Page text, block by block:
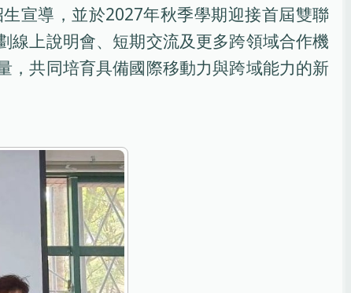
宣導，並於2027年秋季學期迎接首屆雙聯
線上說明會、短期交流及更多跨領域合作機
，共同培育具備國際移動力與跨域能力的新